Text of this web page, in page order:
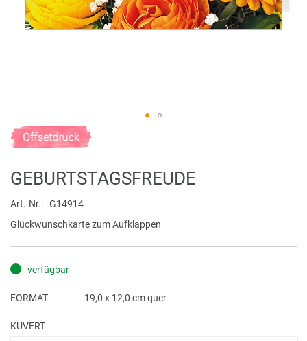
Zum
Anfang
Bildergalerie
GEBURTSTAGSFREUDE
Art.-Nr.
G14914
Glückwunschkarte zum Aufklappen
verfügbar
FORMAT 19,0 x 12,0 cm quer
KUVERT